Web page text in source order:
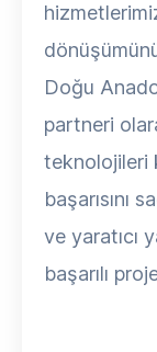
Doğu
partneri
teknolojileri
başarısını
ve yaratıcı
başarılı